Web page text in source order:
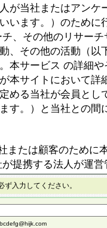
が当社またはアンケ
います。）のために
、その他のリサー
、その他の活動（以
本サービス の詳細
本サイトにおいて詳
める当社が会員とし
す。）と当社との間
または顧客のために
提携する法人が運
ます。）上に本サー
ト調査に回答する
分析その他の利用を
スは、それぞれの目
ず入力してください。